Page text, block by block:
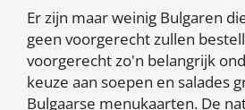
Er zijn maar weinig Bulgaren
geen voorgerecht zullen
voorgerecht zo'n belangrijk
keuze aan soepen en salades
Bulgaarse menukaarten. De